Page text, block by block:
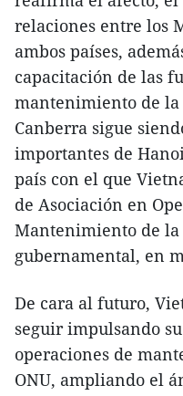
relaciones entre los
ambos países,
capacitación de las
mantenimiento de la
Canberra sigue
importantes de
país con el que
de Asociación en
Mantenimiento de la
gubernamental, en
De cara al futuro,
seguir impulsando
operaciones de
ONU, ampliando el